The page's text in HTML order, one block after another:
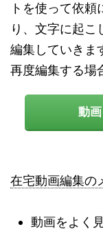
トを使って依
り、文字に起こ
編集していきま
再度編集する場
動
在宅動画編集の
動画をよく